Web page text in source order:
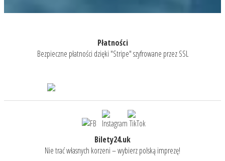
Płatności
Bezpieczne płatności dzięki "Stripe" szyfrowane przez SSL
Bilety24.uk
Nie trać własnych korzeni – wybierz polską imprezę!